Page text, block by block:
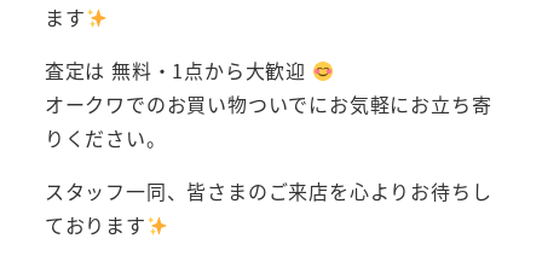
ます
査定は 無料・1点から大歓迎
オークワでのお買い物ついでにお気軽にお立ち寄
りください。
スタッフ一同、皆さまのご来店を心よりお待ちし
ております